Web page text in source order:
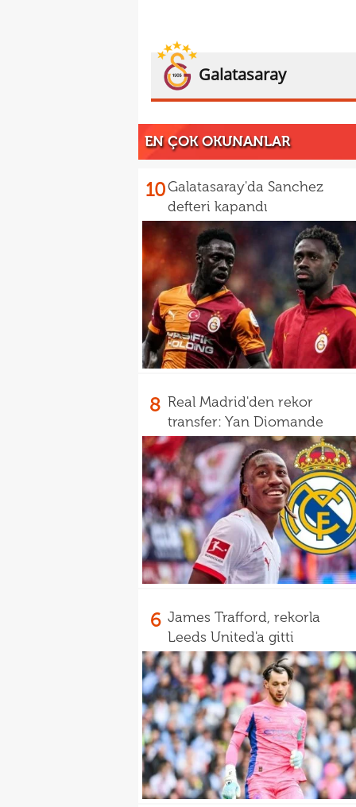
Galatasaray
EN ÇOK OKUNANLAR
10Galatasaray'da Sanchez
defteri kapandı
8 Real Madrid'den rekor
transfer: Yan Diomande
6 James Trafford, rekorla
Leeds United'a gitti